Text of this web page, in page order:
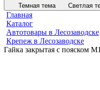
Темная тема Светлая
Главная
Каталог
Автотовары в Лесозаводске
Крепеж в Лесозаводске
Гайка закрытая с пояском